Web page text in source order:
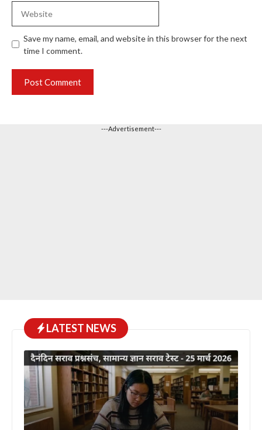
Save my name, email, and website in this browser for the next
time I comment.
---Advertisement---
LATEST NEWS